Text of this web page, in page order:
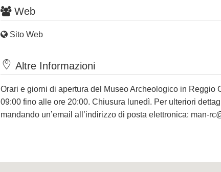
Web
Sito Web
Altre Informazioni
Orari e giorni di apertura del Museo Archeologico in
09:00 fino alle ore 20:00. Chiusura lunedì. Per ulteriori
mandando un’email all’indirizzo di posta elettronica: man-